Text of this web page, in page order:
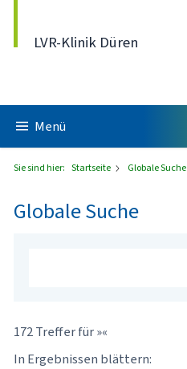
LVR-Klinik Düren
Menü
Sie sind hier: Startseite Globale Suche
Globale Suche
172 Treffer für »«
In Ergebnissen blättern: